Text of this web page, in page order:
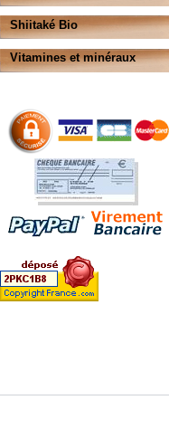
Shiitaké Bio
Vitamines et minéraux